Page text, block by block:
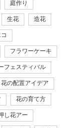
庭作り
生花 造花
フラワーケーキ
フェスティバル
花の配置アイデア
花の育て方
し花アー